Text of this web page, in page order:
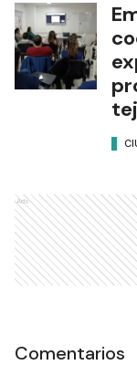
Ads
Comentarios